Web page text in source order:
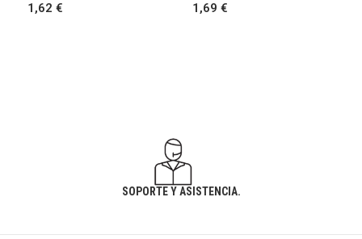
1,62 €
1,69 €
SOPORTE Y ASISTENCIA.